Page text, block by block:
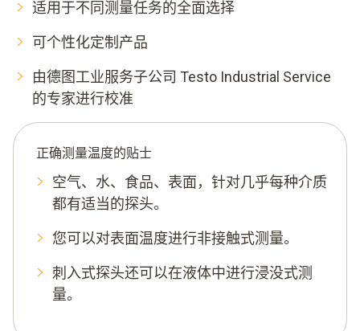
适用于不同测量任务的全面选择
可个性化定制产品
由德图工业服务子公司 Testo Industrial Service
的专家进行校准
正确测量温度的贴士
空气、水、食品、表面，针对几乎每种介质
都有适当的探头。
您可以对表面温度进行非接触式测量。
刺入式探头还可以在液体中进行浸没式测
量。